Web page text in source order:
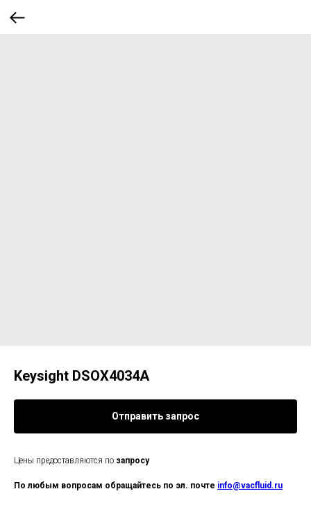
Keysight DSOX4034A
Отправить запрос
Цены предоставляются по запросу
По любым вопросам обращайтесь по эл. почте info@vacfluid.ru